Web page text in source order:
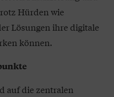
Hürden wie
Lösungen ihre digitale
können.
auf die zentralen